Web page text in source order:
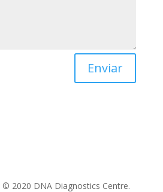
Enviar
2020 DNA Diagnostics Centre.